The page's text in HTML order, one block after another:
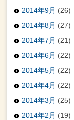
2014年9月 (26)
2014年8月 (27)
2014年7月 (21)
2014年6月 (22)
2014年5月 (22)
2014年4月 (22)
2014年3月 (25)
2014年2月 (19)